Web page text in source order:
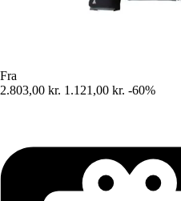
Fra
2.803,00 kr. 1.121,00 kr. -60%